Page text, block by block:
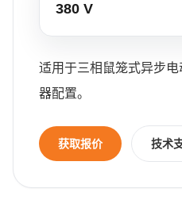
380 V
适用于三相鼠笼式异步
器配置。
获取报价 技术